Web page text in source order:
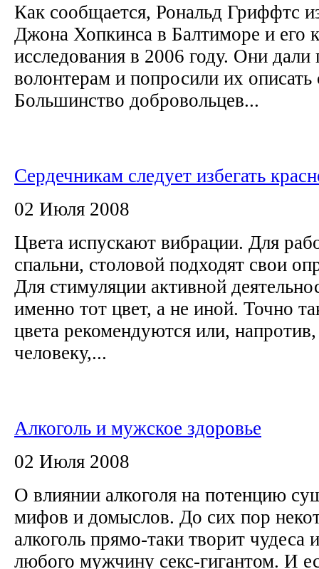
Как сообщается, Рональд Гриффтс
Джона Хопкинса в Балтиморе и его
исследования в 2006 году. Они
волонтерам и попросили их
Большинство добровольцев...
Cердечникам следует избегать
02 Июля 2008
Цвета испускают вибрации. Для
спальни, столовой подходят свои
Для стимуляции активной
именно тот цвет, а не иной. Точно
цвета рекомендуются или,
человеку,...
Алкоголь и мужское здоровье
02 Июля 2008
О влиянии алкоголя на потенцию
мифов и домыслов. До сих пор
алкоголь прямо-таки творит чудеса
любого мужчину секс-гигантом. И